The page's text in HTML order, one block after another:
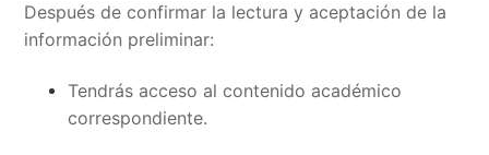
Después de confirmar la lectura y aceptación de la
información preliminar:
Tendrás acceso al contenido académico
correspondiente.